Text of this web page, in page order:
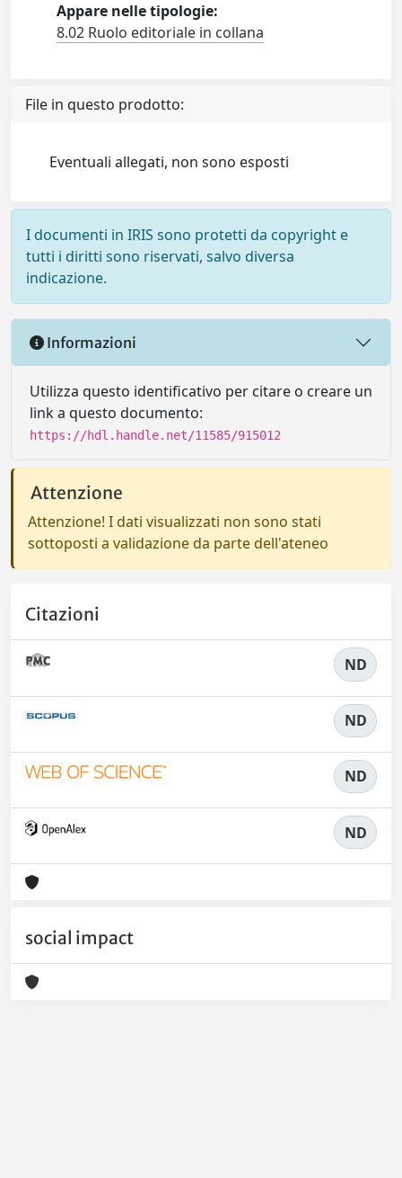
Appare nelle tipologie:
8.02 Ruolo editoriale in collana
File in questo prodotto:
Eventuali allegati, non sono esposti
I documenti in IRIS sono protetti da copyright e
tutti i diritti sono riservati, salvo diversa
indicazione.
Informazioni
Utilizza questo identificativo per citare o creare un
link a questo documento:
https://hdl.handle.net/11585/915012
Attenzione
Attenzione! I dati visualizzati non sono stati
sottoposti a validazione da parte dell'ateneo
Citazioni
ND
ND
ND
ND
social impact